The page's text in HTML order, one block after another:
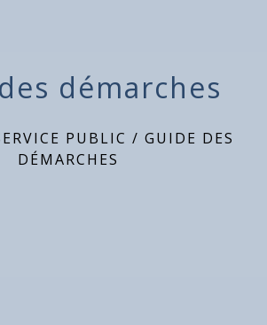
démarches
PUBLIC / GUIDE DES
DÉMARCHES